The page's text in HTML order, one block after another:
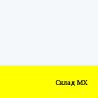
Склад МХ